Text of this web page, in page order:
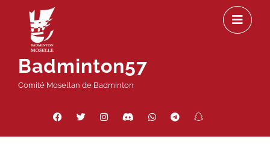
contenu
Badminton57
Comité Mosellan de Badminton
Facebook
Twitter InstagramDiscordWhatsAppTelegram